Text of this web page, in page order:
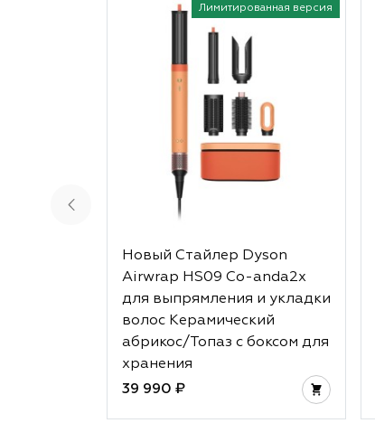
Лимитированная версия
Новый Стайлер Dyson
Airwrap HS09 Co-anda2x
для выпрямления и укладки
волос Керамический
абрикос/Топаз с боксом для
хранения
39 990 ₽